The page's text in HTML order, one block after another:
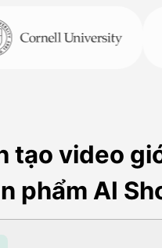
tạo video
phẩm AI